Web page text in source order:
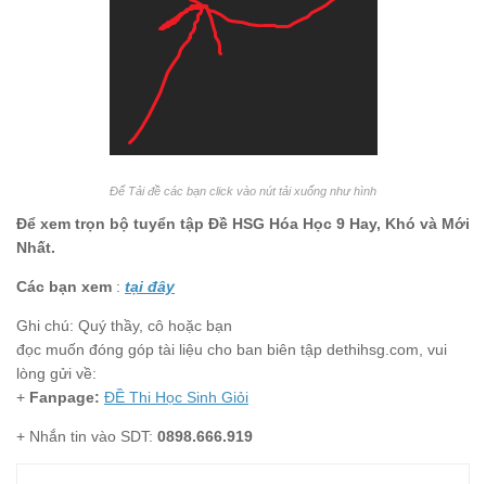
Để Tải đề các bạn click vào nút tải xuống như hình
Để xem trọn bộ tuyển tập Đề HSG Hóa Học 9 Hay, Khó và Mới
Nhất.
Các bạn xem : tại đây
Ghi chú: Quý thầy, cô hoặc bạn
đọc muốn đóng góp tài liệu cho ban biên tập dethihsg.com, vui
lòng gửi về:
+ Fanpage: ĐỀ Thi Học Sinh Giỏi
+ Nhắn tin vào SDT: 0898.666.919